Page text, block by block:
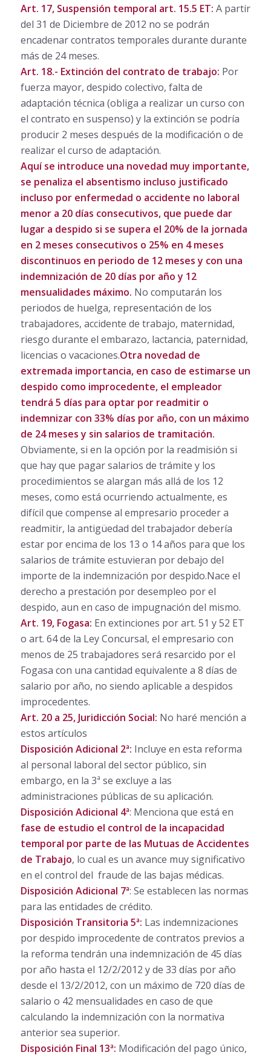
Art. 17, Suspensión temporal art. 15.5 ET: A partir
del 31 de Diciembre de 2012 no se podrán
encadenar contratos temporales durante durante
más de 24 meses.
Art. 18.- Extinción del contrato de trabajo: Por
fuerza mayor, despido colectivo, falta de
adaptación técnica (obliga a realizar un curso con
el contrato en suspenso) y la extinción se podría
producir 2 meses después de la modificación o de
realizar el curso de adaptación.
Aquí se introduce una novedad muy importante,
se penaliza el absentismo incluso justificado
incluso por enfermedad o accidente no laboral
menor a 20 días consecutivos, que puede dar
lugar a despido si se supera el 20% de la jornada
en 2 meses consecutivos o 25% en 4 meses
discontinuos en periodo de 12 meses y con una
indemnización de 20 días por año y 12
mensualidades máximo. No computarán los
periodos de huelga, representación de los
trabajadores, accidente de trabajo, maternidad,
riesgo durante el embarazo, lactancia, paternidad,
licencias o vacaciones.Otra novedad de
extremada importancia, en caso de estimarse un
despido como improcedente, el empleador
tendrá 5 días para optar por readmitir o
indemnizar con 33% días por año, con un máximo
de 24 meses y sin salarios de tramitación.
Obviamente, si en la opción por la readmisión si
que hay que pagar salarios de trámite y los
procedimientos se alargan más allá de los 12
meses, como está ocurriendo actualmente, es
difícil que compense al empresario proceder a
readmitir, la antigüedad del trabajador debería
estar por encima de los 13 o 14 años para que los
salarios de trámite estuvieran por debajo del
importe de la indemnización por despido.Nace el
derecho a prestación por desempleo por el
despido, aun en caso de impugnación del mismo.
Art. 19, Fogasa: En extinciones por art. 51 y 52 ET
o art. 64 de la Ley Concursal, el empresario con
menos de 25 trabajadores será resarcido por el
Fogasa con una cantidad equivalente a 8 días de
salario por año, no siendo aplicable a despidos
improcedentes.
Art. 20 a 25, Juridicción Social: No haré mención a
estos artículos
Disposición Adicional 2ª: Incluye en esta reforma
al personal laboral del sector público, sin
embargo, en la 3ª se excluye a las
administraciones públicas de su aplicación.
Disposición Adicional 4ª: Menciona que está en
fase de estudio el control de la incapacidad
temporal por parte de las Mutuas de Accidentes
de Trabajo, lo cual es un avance muy significativo
en el control del fraude de las bajas médicas.
Disposición Adicional 7ª: Se establecen las normas
para las entidades de crédito.
Disposición Transitoria 5ª: Las indemnizaciones
por despido improcedente de contratos previos a
la reforma tendrán una indemnización de 45 días
por año hasta el 12/2/2012 y de 33 días por año
desde el 13/2/2012, con un máximo de 720 días de
salario o 42 mensualidades en caso de que
calculando la indemnización con la normativa
anterior sea superior.
Disposición Final 13ª: Modificación del pago único,